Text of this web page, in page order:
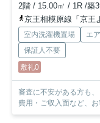
2階 / 15.00㎡ / 1R /築
京王相模原線「京王
室内洗濯機置場 エ
保証人不要
敷礼0
審査に不安がある方も、まず
費用・ご収入面など、